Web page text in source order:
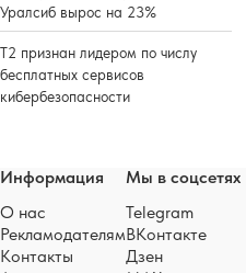
Уралсиб вырос на 23%
Т2 признан лидером по числу
бесплатных сервисов
кибербезопасности
Информация
О нас
Рекламодателям
Контакты
Мы в соцсетях
Telegram
ВКонтакте
Дзен